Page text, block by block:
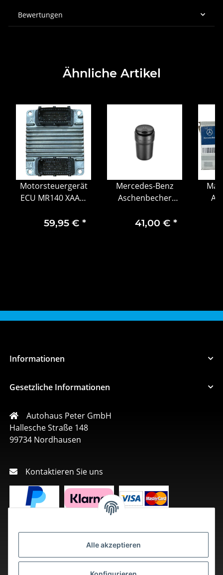
Alle akzeptieren
Bewertungen
Ähnliche Artikel
Motorsteuergerät
ECU MR140 XAAM
12211659
59,95 € *
Mercedes-Benz
Aschenbecher
Kunststoff
41,00 € *
Informationen
Gesetzliche Informationen
Autohaus Peter GmbH
Hallesche Straße 148
99734 Nordhausen
Kontaktieren Sie uns